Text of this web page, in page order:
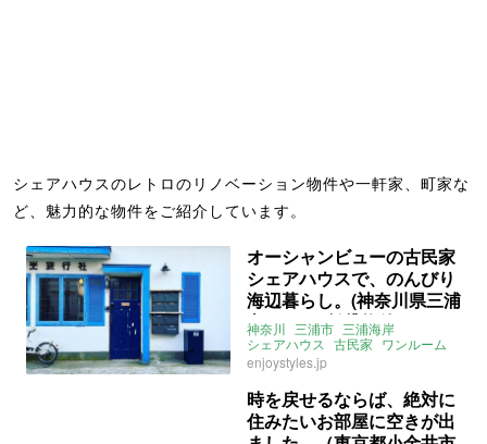
シェアハウスのレトロのリノベーション物件や一軒家、町家な
ど、魅力的な物件をご紹介しています。
オーシャンビューの古民家
シェアハウスで、のんびり
海辺暮らし。(神奈川県三浦
市8㎡〜の賃貸物件)
神奈川 三浦市 三浦海岸
シェアハウス 古民家 ワンルーム
リノベーション
オーシャンビュー
enjoystyles.jp
時を戻せるならば、絶対に
住みたいお部屋に空きが出